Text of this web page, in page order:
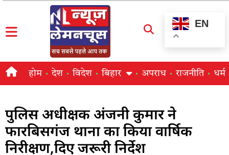
EN
होम देश विदेश बिहार अपराध राजनीति धर्म
पुलिस अधीक्षक अंजनी कुमार ने
फारबिसगंज थाना का किया वार्षिक
निरीक्षण,दिए जरूरी निर्देश